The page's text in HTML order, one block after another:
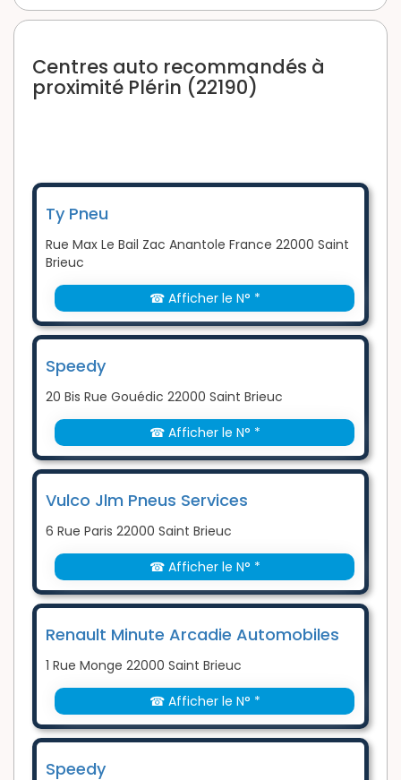
Centres auto recommandés à
proximité Plérin (22190)
Ty Pneu
Rue Max Le Bail Zac Anantole France 22000 Saint
Brieuc
☎ Afficher le N° *
Speedy
20 Bis Rue Gouédic 22000 Saint Brieuc
☎ Afficher le N° *
Vulco Jlm Pneus Services
6 Rue Paris 22000 Saint Brieuc
☎ Afficher le N° *
Renault Minute Arcadie Automobiles
1 Rue Monge 22000 Saint Brieuc
☎ Afficher le N° *
Speedy